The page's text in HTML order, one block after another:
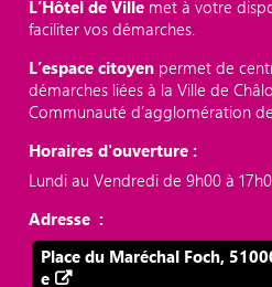
L’Hôtel de Ville met à votre
faciliter vos démarches.
L’espace citoyen permet de
démarches liées à la Ville de
Communauté d’agglomération
Horaires d'ouverture :
Lundi au Vendredi de 9h00 à
Adresse :
Place du Maréchal Foch,
e